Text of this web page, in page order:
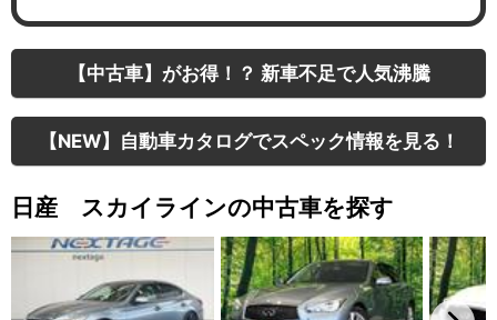
【中古車】がお得！？ 新車不足で人気沸騰
【NEW】自動車カタログでスペック情報を見る！
日産 スカイラインの中古車を探す